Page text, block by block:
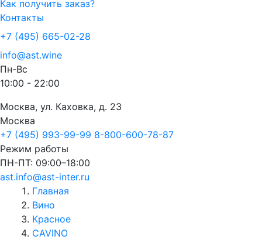
Как получить заказ?
Контакты
+7 (495) 665-02-28
info@ast.wine
Пн-Вс
10:00 - 22:00
Москва, ул. Каховка, д. 23
Москва
+7 (495) 993-99-99 8-800-600-78-87
Режим работы
ПН-ПТ: 09:00–18:00
ast.info@ast-inter.ru
Главная
Вино
Красное
CAVINO